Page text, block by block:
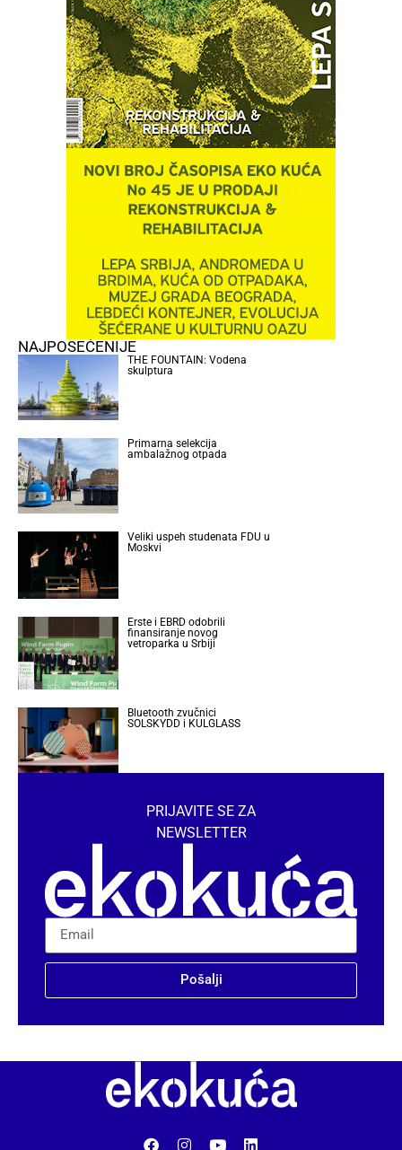
NAJPOSEĆENIJE
THE FOUNTAIN: Vodena
skulptura
Primarna selekcija
ambalažnog otpada
Veliki uspeh studenata FDU u
Moskvi
Erste i EBRD odobrili
finansiranje novog
vetroparka u Srbiji
Bluetooth zvučnici
SOLSKYDD i KULGLASS
PRIJAVITE SE ZA
NEWSLETTER
Pošalji